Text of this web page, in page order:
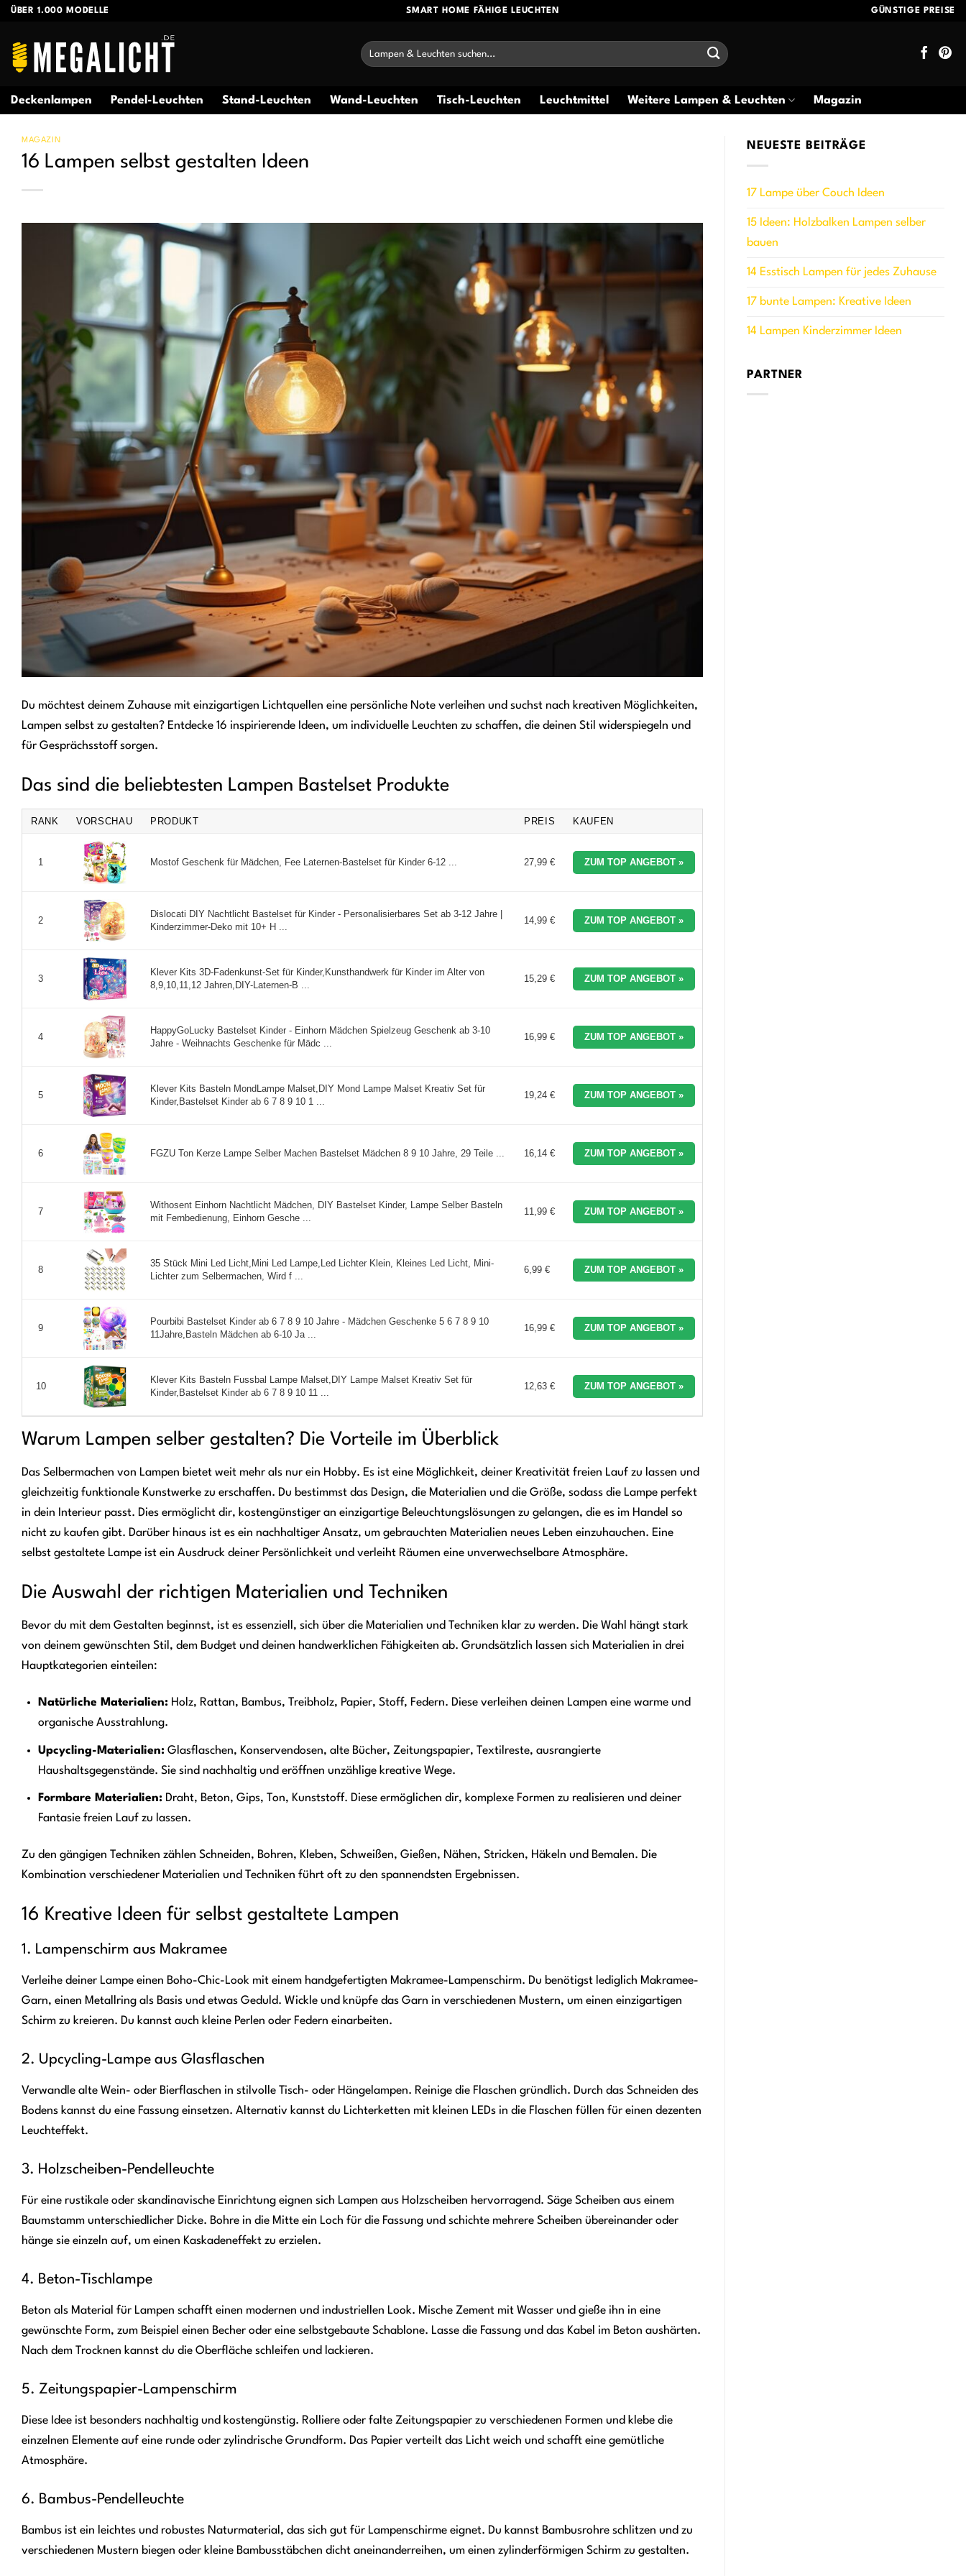
Zum
springen
ÜBER 1.000 MODELLE SMART HOME FÄHIGE LEUCHTEN GÜNSTIGE PREISE
Suchen
nach:
Deckenlampen Pendel-Leuchten Stand-Leuchten Wand-Leuchten Tisch-Leuchten Leuchtmittel Weitere Lampen & Leuchten Magazin
MAGAZIN
16 Lampen selbst gestalten Ideen
Du möchtest deinem Zuhause mit einzigartigen Lichtquellen eine persönliche Note verleihen und suchst nach kreativen Möglichkeiten,
Lampen selbst zu gestalten? Entdecke 16 inspirierende Ideen, um individuelle Leuchten zu schaffen, die deinen Stil widerspiegeln und
für Gesprächsstoff sorgen.
Das sind die beliebtesten Lampen Bastelset Produkte
RANK VORSCHAU PRODUKT PREIS KAUFEN
1 Mostof Geschenk für Mädchen, Fee Laternen-Bastelset für Kinder 6-12 ... 27,99 € ZUM TOP ANGEBOT »
2
Dislocati DIY Nachtlicht Bastelset für Kinder - Personalisierbares Set ab 3-12 Jahre |
Kinderzimmer-Deko mit 10+ H ...
14,99 € ZUM TOP ANGEBOT »
3
Klever Kits 3D-Fadenkunst-Set für Kinder,Kunsthandwerk für Kinder im Alter von
8,9,10,11,12 Jahren,DIY-Laternen-B ...
15,29 € ZUM TOP ANGEBOT »
4
HappyGoLucky Bastelset Kinder - Einhorn Mädchen Spielzeug Geschenk ab 3-10
Jahre - Weihnachts Geschenke für Mädc ...
16,99 € ZUM TOP ANGEBOT »
5
Klever Kits Basteln MondLampe Malset,DIY Mond Lampe Malset Kreativ Set für
Kinder,Bastelset Kinder ab 6 7 8 9 10 1 ...
19,24 € ZUM TOP ANGEBOT »
6 FGZU Ton Kerze Lampe Selber Machen Bastelset Mädchen 8 9 10 Jahre, 29 Teile ... 16,14 € ZUM TOP ANGEBOT »
7
Withosent Einhorn Nachtlicht Mädchen, DIY Bastelset Kinder, Lampe Selber Basteln
mit Fernbedienung, Einhorn Gesche ...
11,99 € ZUM TOP ANGEBOT »
8
35 Stück Mini Led Licht,Mini Led Lampe,Led Lichter Klein, Kleines Led Licht, Mini-
Lichter zum Selbermachen, Wird f ...
6,99 € ZUM TOP ANGEBOT »
9
Pourbibi Bastelset Kinder ab 6 7 8 9 10 Jahre - Mädchen Geschenke 5 6 7 8 9 10
11Jahre,Basteln Mädchen ab 6-10 Ja ...
16,99 € ZUM TOP ANGEBOT »
10
Klever Kits Basteln Fussbal Lampe Malset,DIY Lampe Malset Kreativ Set für
Kinder,Bastelset Kinder ab 6 7 8 9 10 11 ...
12,63 € ZUM TOP ANGEBOT »
Warum Lampen selber gestalten? Die Vorteile im Überblick
Das Selbermachen von Lampen bietet weit mehr als nur ein Hobby. Es ist eine Möglichkeit, deiner Kreativität freien Lauf zu lassen und
gleichzeitig funktionale Kunstwerke zu erschaffen. Du bestimmst das Design, die Materialien und die Größe, sodass die Lampe perfekt
in dein Interieur passt. Dies ermöglicht dir, kostengünstiger an einzigartige Beleuchtungslösungen zu gelangen, die es im Handel so
nicht zu kaufen gibt. Darüber hinaus ist es ein nachhaltiger Ansatz, um gebrauchten Materialien neues Leben einzuhauchen. Eine
selbst gestaltete Lampe ist ein Ausdruck deiner Persönlichkeit und verleiht Räumen eine unverwechselbare Atmosphäre.
Die Auswahl der richtigen Materialien und Techniken
Bevor du mit dem Gestalten beginnst, ist es essenziell, sich über die Materialien und Techniken klar zu werden. Die Wahl hängt stark
von deinem gewünschten Stil, dem Budget und deinen handwerklichen Fähigkeiten ab. Grundsätzlich lassen sich Materialien in drei
Hauptkategorien einteilen:
Natürliche Materialien: Holz, Rattan, Bambus, Treibholz, Papier, Stoff, Federn. Diese verleihen deinen Lampen eine warme und
organische Ausstrahlung.
Upcycling-Materialien: Glasflaschen, Konservendosen, alte Bücher, Zeitungspapier, Textilreste, ausrangierte
Haushaltsgegenstände. Sie sind nachhaltig und eröffnen unzählige kreative Wege.
Formbare Materialien: Draht, Beton, Gips, Ton, Kunststoff. Diese ermöglichen dir, komplexe Formen zu realisieren und deiner
Fantasie freien Lauf zu lassen.
Zu den gängigen Techniken zählen Schneiden, Bohren, Kleben, Schweißen, Gießen, Nähen, Stricken, Häkeln und Bemalen. Die
Kombination verschiedener Materialien und Techniken führt oft zu den spannendsten Ergebnissen.
16 Kreative Ideen für selbst gestaltete Lampen
1. Lampenschirm aus Makramee
Verleihe deiner Lampe einen Boho-Chic-Look mit einem handgefertigten Makramee-Lampenschirm. Du benötigst lediglich Makramee-
Garn, einen Metallring als Basis und etwas Geduld. Wickle und knüpfe das Garn in verschiedenen Mustern, um einen einzigartigen
Schirm zu kreieren. Du kannst auch kleine Perlen oder Federn einarbeiten.
2. Upcycling-Lampe aus Glasflaschen
Verwandle alte Wein- oder Bierflaschen in stilvolle Tisch- oder Hängelampen. Reinige die Flaschen gründlich. Durch das Schneiden des
Bodens kannst du eine Fassung einsetzen. Alternativ kannst du Lichterketten mit kleinen LEDs in die Flaschen füllen für einen dezenten
Leuchteffekt.
3. Holzscheiben-Pendelleuchte
Für eine rustikale oder skandinavische Einrichtung eignen sich Lampen aus Holzscheiben hervorragend. Säge Scheiben aus einem
Baumstamm unterschiedlicher Dicke. Bohre in die Mitte ein Loch für die Fassung und schichte mehrere Scheiben übereinander oder
hänge sie einzeln auf, um einen Kaskadeneffekt zu erzielen.
4. Beton-Tischlampe
Beton als Material für Lampen schafft einen modernen und industriellen Look. Mische Zement mit Wasser und gieße ihn in eine
gewünschte Form, zum Beispiel einen Becher oder eine selbstgebaute Schablone. Lasse die Fassung und das Kabel im Beton aushärten.
Nach dem Trocknen kannst du die Oberfläche schleifen und lackieren.
5. Zeitungspapier-Lampenschirm
Diese Idee ist besonders nachhaltig und kostengünstig. Rolliere oder falte Zeitungspapier zu verschiedenen Formen und klebe die
einzelnen Elemente auf eine runde oder zylindrische Grundform. Das Papier verteilt das Licht weich und schafft eine gemütliche
Atmosphäre.
6. Bambus-Pendelleuchte
Bambus ist ein leichtes und robustes Naturmaterial, das sich gut für Lampenschirme eignet. Du kannst Bambusrohre schlitzen und zu
verschiedenen Mustern biegen oder kleine Bambusstäbchen dicht aneinanderreihen, um einen zylinderförmigen Schirm zu gestalten.
NEUESTE BEITRÄGE
17 Lampe über Couch Ideen
15 Ideen: Holzbalken Lampen selber
bauen
14 Esstisch Lampen für jedes Zuhause
17 bunte Lampen: Kreative Ideen
14 Lampen Kinderzimmer Ideen
PARTNER